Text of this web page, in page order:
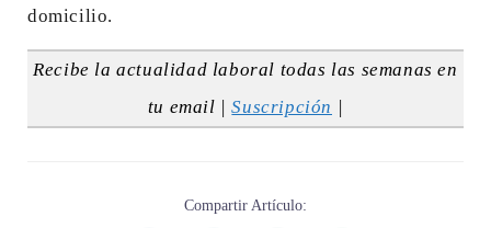
domicilio.
Recibe la actualidad laboral todas las semanas en
tu email |Suscripción |
Compartir Artículo: